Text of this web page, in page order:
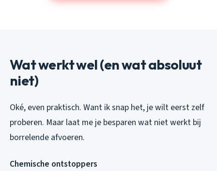
Wat werkt wel (en wat absoluut
niet)
Oké, even praktisch. Want ik snap het, je wilt eerst zelf
proberen. Maar laat me je besparen wat niet werkt bij
borrelende afvoeren.
Chemische ontstoppers